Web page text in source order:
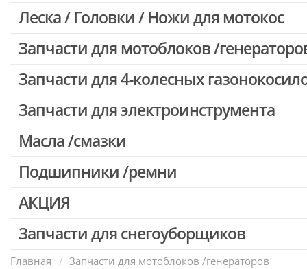
Запчасти для Китайских триммеров
Леска / Головки / Ножи для мотокос
Запчасти для мотоблоков /
Запчасти для 4-колесных
Запчасти для электроинструмента
Двигатели, редукторы для шуруповертов
Выключатели, переключатели
Запчасти для перфораторов и отбойных молотков
Запчасти для УШМ (болгарок)
Масла /смазки
Подшипники /ремни
АКЦИЯ
Скидка 50%
Запчасти для снегоуборщиков
Главная Запчасти для мотоблоков /генераторов